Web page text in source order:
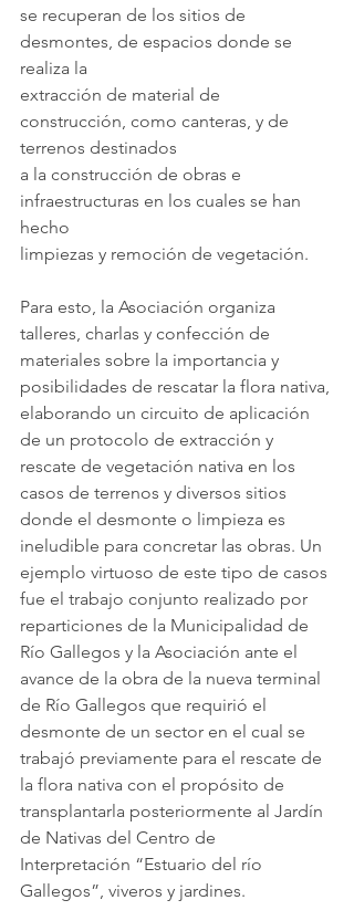
se recuperan de los sitios de
desmontes, de espacios donde se
realiza la
extracción de material de
construcción, como canteras, y de
terrenos destinados
a la construcción de obras e
infraestructuras en los cuales se han
hecho
limpiezas y remoción de vegetación.
Para esto, la Asociación organiza
talleres, charlas y confección de
materiales sobre la importancia y
posibilidades de rescatar la flora nativa,
elaborando un circuito de aplicación
de un protocolo de extracción y
rescate de vegetación nativa en los
casos de terrenos y diversos sitios
donde el desmonte o limpieza es
ineludible para concretar las obras. Un
ejemplo virtuoso de este tipo de casos
fue el trabajo conjunto realizado por
reparticiones de la Municipalidad de
Río Gallegos y la Asociación ante el
avance de la obra de la nueva terminal
de Río Gallegos que requirió el
desmonte de un sector en el cual se
trabajó previamente para el rescate de
la flora nativa con el propósito de
transplantarla posteriormente al Jardín
de Nativas del Centro de
Interpretación “Estuario del río
Gallegos”, viveros y jardines.